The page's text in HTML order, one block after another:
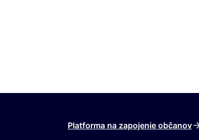
Platforma na zapojenie občanov